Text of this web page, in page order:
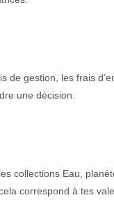
gestion, les frais
une décision.
collections Eau,
correspond à tes